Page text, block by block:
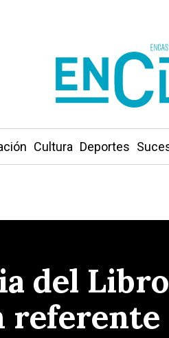
Cultura Deportes
del